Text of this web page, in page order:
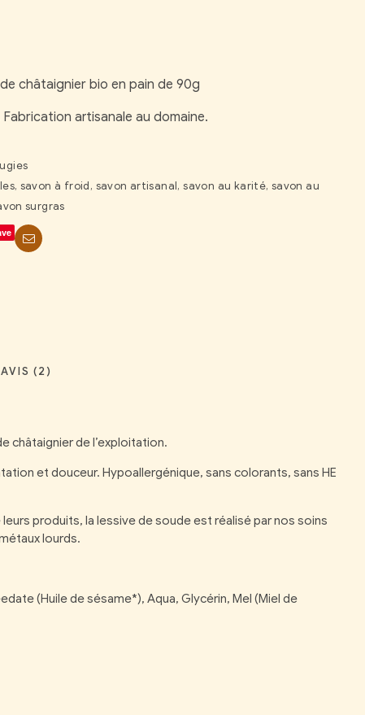
châtaignier bio en pain de 90g
artisanale au domaine.
, savon à froid, savon artisanal,savon au karité, savon au
surgras
Courriel
AVIS (2)
châtaignier de l’exploitation.
et douceur. Hypoallergénique, sans colorants, sans HE
produits, la lessive de soude est réalisé par nos soins
lourds.
(Huile de sésame*), Aqua, Glycérin, Mel (Miel de